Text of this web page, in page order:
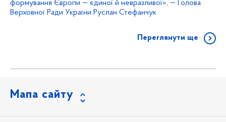
формування Європи — єдиної й невразливої», — Голова
Верховної Ради України Руслан Стефанчук
Переглянути ще
Мапа сайту